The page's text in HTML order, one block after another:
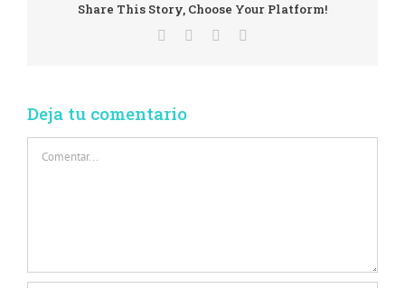
Share This Story, Choose Your Platform!
Deja tu comentario